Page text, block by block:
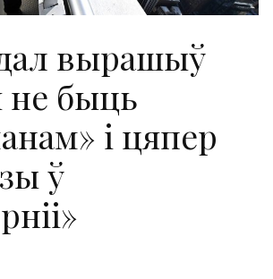
вырашыў
не быць
і цяпер
ў